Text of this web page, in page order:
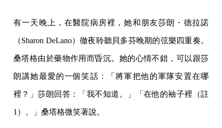
有一天晚上，在醫院病房裡，她和朋友莎朗・德拉諾
（Sharon DeLano）徹夜聆聽貝多芬晚期的弦樂四重奏。
桑塔格由於藥物作用而昏沉。她的心情不錯，可以跟莎
朗講她最愛的一個笑話：「將軍把他的軍隊安置在哪
裡？」莎朗回答：「我不知道。」「在他的袖子裡（註
1）。」桑塔格微笑著說。